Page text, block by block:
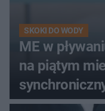
SKOKI DO WODY
ME w
na piątym